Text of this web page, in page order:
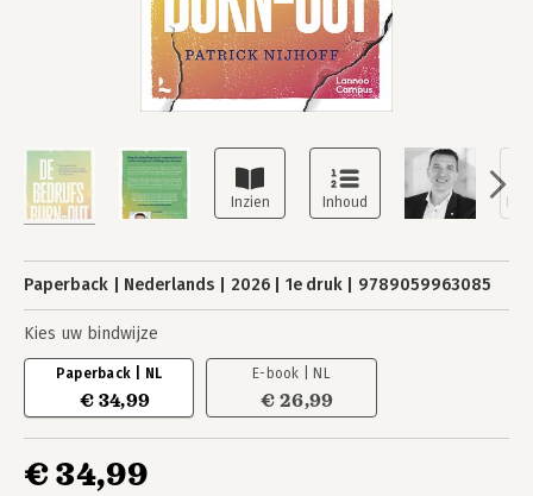
Paperback Nederlands 2026 1e druk 9789059963085
Kies uw bindwijze
Paperback | NL
€ 34,99
E-book | NL
€ 26,99
€ 34,99